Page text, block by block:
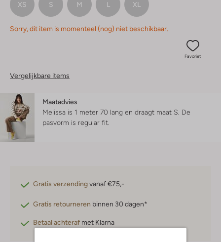
XS S M L XL
Sorry, dit item is momenteel (nog) niet beschikbaar.
Favoriet
Vergelijkbare items
Maatadvies
Melissa is 1 meter 70 lang en draagt maat S. De
pasvorm is regular fit
Gratis verzendingvanaf €75,-
Gratis retourneren binnen 30 dagen*
Betaal achteraf met Klarna